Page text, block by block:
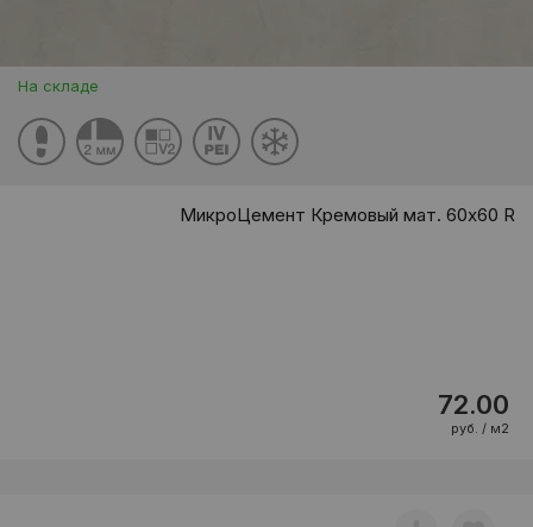
На складе
МикроЦемент Кремовый мат. 60x60 R
72.00
руб. / м2